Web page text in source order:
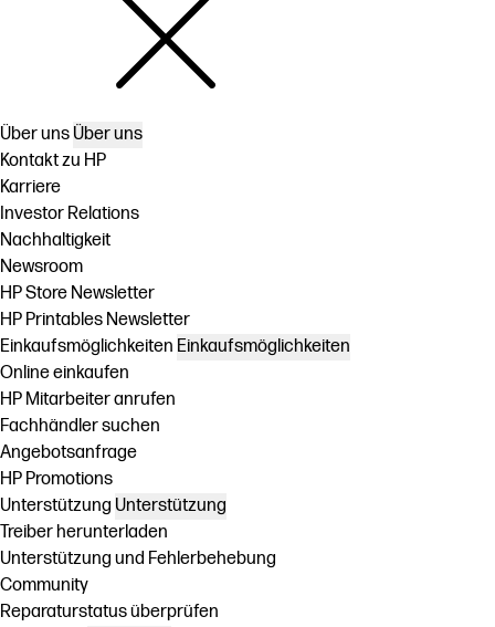
Über uns Über uns
Kontakt zu HP
Karriere
Investor Relations
Nachhaltigkeit
Newsroom
HP Store Newsletter
HP Printables Newsletter
Einkaufsmöglichkeiten Einkaufsmöglichkeiten
Online einkaufen
HP Mitarbeiter anrufen
Fachhändler suchen
Angebotsanfrage
HP Promotions
Unterstützung Unterstützung
Treiber herunterladen
Unterstützung und Fehlerbehebung
Community
Reparaturstatus überprüfen